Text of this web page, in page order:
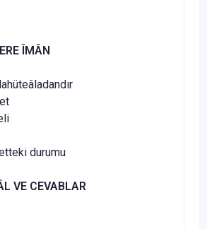
ÎMÂN
durumu
VE CEVABLAR